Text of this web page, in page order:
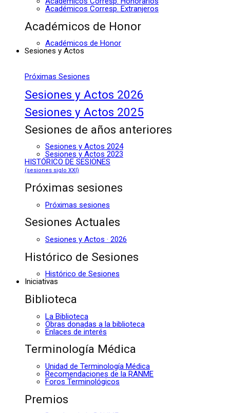
Académicos Corresp. Extranjeros
Académicos de Honor
Académicos de Honor
Sesiones y Actos
Próximas Sesiones
Sesiones y Actos 2026
Sesiones y Actos 2025
Sesiones de años anteriores
Sesiones y Actos 2024
Sesiones y Actos 2023
HISTÓRICO DE SESIONES
(sesiones siglo XXI)
Próximas sesiones
Próximas sesiones
Sesiones Actuales
Sesiones y Actos · 2026
Histórico de Sesiones
Histórico de Sesiones
Iniciativas
Biblioteca
La Biblioteca
Obras donadas a la biblioteca
Enlaces de interés
Terminología Médica
Unidad de Terminología Médica
Recomendaciones de la RANME
Foros Terminológicos
Premios